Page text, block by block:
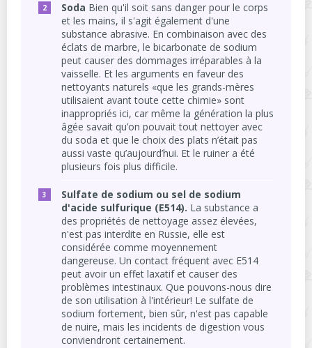
Soda Bien qu'il soit sans danger pour le corps
et les mains, il s'agit également d'une
substance abrasive. En combinaison avec des
éclats de marbre, le bicarbonate de sodium
peut causer des dommages irréparables à la
vaisselle. Et les arguments en faveur des
nettoyants naturels «que les grands-mères
utilisaient avant toute cette chimie» sont
inappropriés ici, car même la génération la plus
âgée savait qu’on pouvait tout nettoyer avec
du soda et que le choix des plats n’était pas
aussi vaste qu’aujourd’hui. Et le ruiner a été
plusieurs fois plus difficile.
Sulfate de sodium ou sel de sodium
d'acide sulfurique (E514). La substance a
des propriétés de nettoyage assez élevées,
n'est pas interdite en Russie, elle est
considérée comme moyennement
dangereuse. Un contact fréquent avec E514
peut avoir un effet laxatif et causer des
problèmes intestinaux. Que pouvons-nous dire
de son utilisation à l'intérieur! Le sulfate de
sodium fortement, bien sûr, n'est pas capable
de nuire, mais les incidents de digestion vous
conviendront certainement.